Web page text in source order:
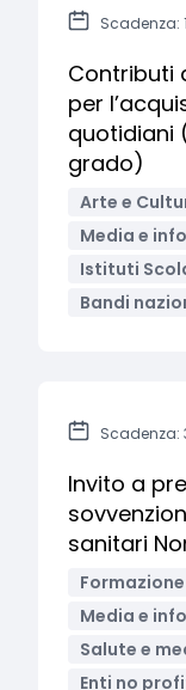
Scadenza:
Contributi
per
quotidiani
grado)
Arte e
Media e
Istituti
Bandi
Scadenza:
Invito a
sanitari
Media e
Salute e
Enti no